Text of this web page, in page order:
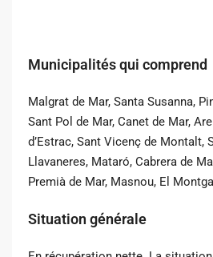
Municipalités qui comprend
Malgrat de Mar, Santa Susanna,
Sant Pol de Mar, Canet de Mar,
d’Estrac, Sant Vicenç de Montalt,
Llavaneres, Mataró, Cabrera de
Premià de Mar, Masnou, El
Situation générale